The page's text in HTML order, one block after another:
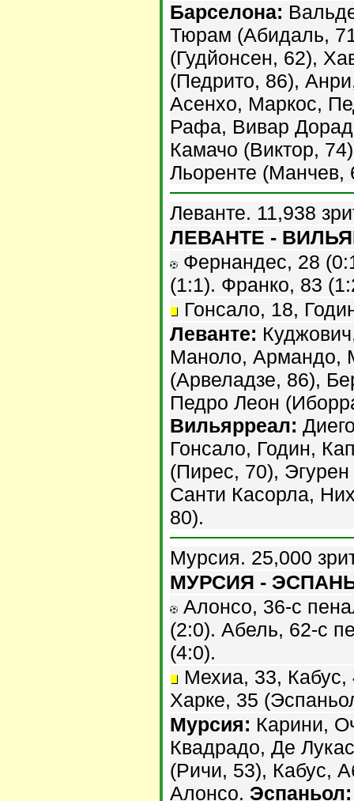
Барселона:
Тюрам (Абидаль,
(Гудйонсен, 62),
(Педрито, 86),
Асенхо, Маркос,
Рафа, Вивар
Камачо (Виктор,
Льоренте (Манчев,
Леванте. 11,938
ЛЕВАНТЕ -
Фернандес, 28
(1:1). Франко, 83
Гонсало, 18,
Леванте:
Маноло, Армандо,
(Арвеладзе, 86),
Педро Леон
Вильярреал:
Гонсало, Годин,
(Пирес, 70),
Санти Касорла,
80).
Мурсия. 25,000
МУРСИЯ -
Алонсо, 36-с
(2:0). Абель, 62-с
(4:0).
Мехиа, 33,
Харке, 35
Мурсия: Карини,
Квадрадо, Де
(Ричи, 53), Кабус,
Алонсо. Эспаньол: